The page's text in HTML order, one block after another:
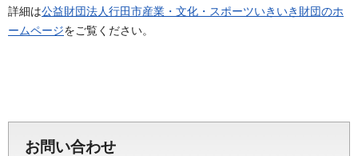
詳細は公益財団法人行田市産業・文化・スポーツいきいき財団のホ
ームページをご覧ください。
お問い合わせ